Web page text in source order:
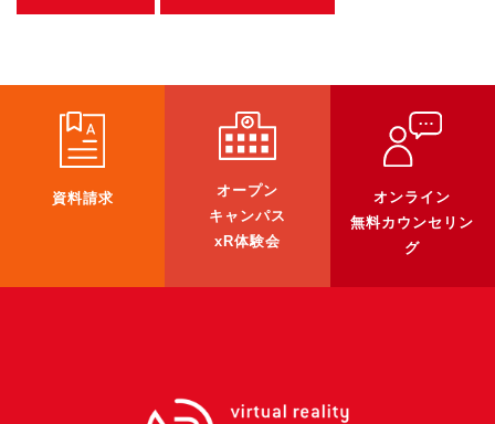
《3DGS》
3D Gaussian Splatting アプリ開発研修
3DGSニュース
《受託開発》
《最新プロダクト》
バーチャルイベントプラットフォーム『MetaLiveStage』2025年
資料請求
オープン
キャンパス
xR体験会
オンライン
無料カウンセリン
グ